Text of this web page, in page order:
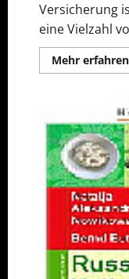
Versicherung
eine Vielzahl
Mehr erfahren